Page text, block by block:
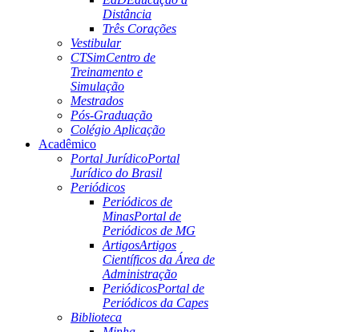
Distância
Três Corações
Vestibular
CTSimCentro de
Treinamento e
Simulação
Mestrados
Pós-Graduação
Colégio Aplicação
Acadêmico
Portal JurídicoPortal
Jurídico do Brasil
Periódicos
Periódicos de
MinasPortal de
Periódicos de MG
ArtigosArtigos
Científicos da Área de
Administração
PeriódicosPortal de
Periódicos da Capes
Biblioteca